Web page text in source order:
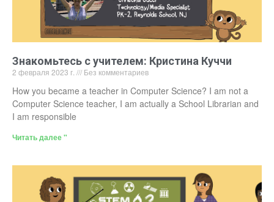
Знакомьтесь с учителем: Кристина Куччи
2 февраля 2023 г. Без комментариев
How you became a teacher in Computer Science? I am not a
Computer Science teacher, I am actually a School Librarian and
I am responsible
Читать далее "